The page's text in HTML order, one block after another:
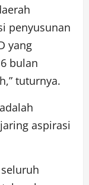
penyusunan
yang
bulan
tuturnya.
aspirasi